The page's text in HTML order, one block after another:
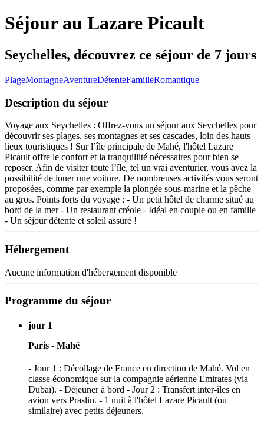
Séjour au Lazare Picault
Seychelles, découvrez ce séjour de 7 jours
PlageMontagneAventureDétenteFamilleRomantique
Description du séjour
Voyage aux Seychelles : Offrez-vous un séjour aux Seychelles pour
découvrir ses plages, ses montagnes et ses cascades, loin des hauts
lieux touristiques ! Sur l’île principale de Mahé, l'hôtel Lazare
Picault offre le confort et la tranquillité nécessaires pour bien se
reposer. Afin de visiter toute l’île, tel un vrai aventurier, vous avez la
possibilité de louer une voiture. De nombreuses activités vous seront
proposées, comme par exemple la plongée sous-marine et la pêche
au gros. Points forts du voyage : - Un petit hôtel de charme situé au
bord de la mer - Un restaurant créole - Idéal en couple ou en famille
- Un séjour détente et soleil assuré !
Hébergement
Aucune information d'hébergement disponible
Programme du séjour
jour 1
Paris - Mahé
- Jour 1 : Décollage de France en direction de Mahé. Vol en
classe économique sur la compagnie aérienne Emirates (via
Dubaï). - Déjeuner à bord - Jour 2 : Transfert inter-îles en
avion vers Praslin. - 1 nuit à l'hôtel Lazare Picault (ou
similaire) avec petits déjeuners.